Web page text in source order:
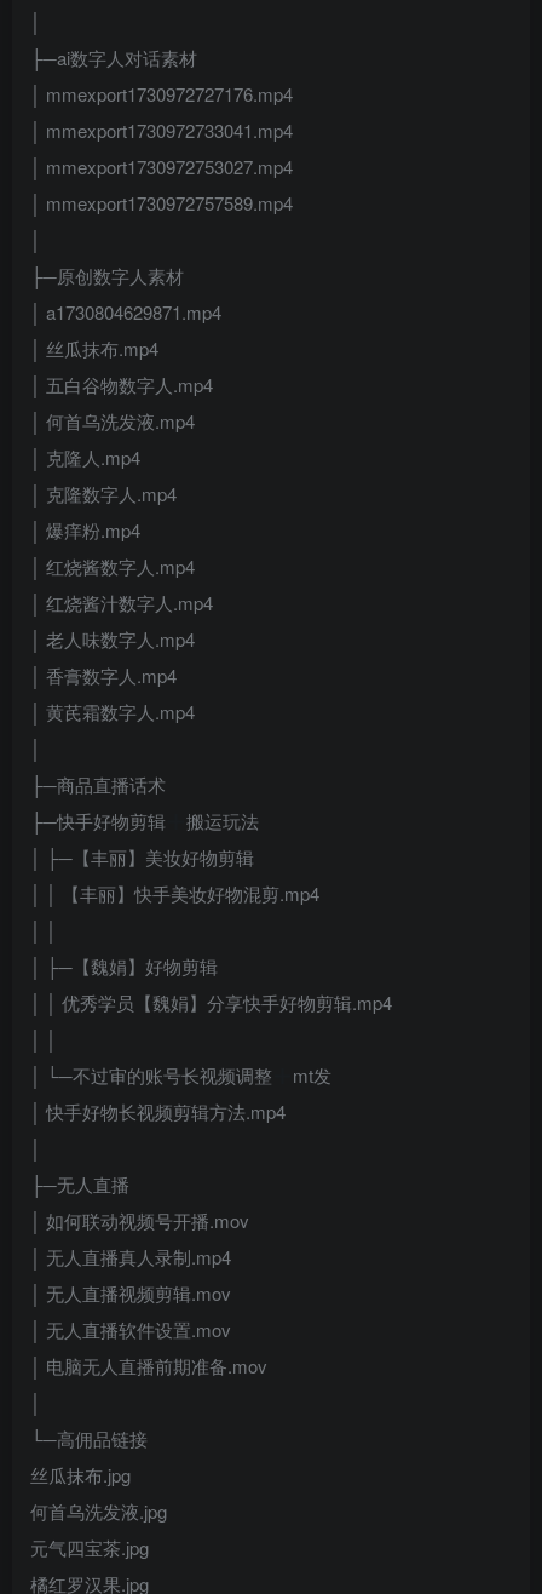
├─ai数字人对话素材
│ mmexport1730972727176.mp4
│ mmexport1730972733041.mp4
│ mmexport1730972753027.mp4
│ mmexport1730972757589.mp4
├─原创数字人素材
│ a1730804629871.mp4
│ 丝瓜抹布.mp4
│ 五白谷物数字人.mp4
│ 何首乌洗发液.mp4
│ 克隆人.mp4
│ 克隆数字人.mp4
│ 爆痒粉.mp4
│ 红烧酱数字人.mp4
│ 红烧酱汁数字人.mp4
│ 老人味数字人.mp4
│ 香膏数字人.mp4
│ 黄芪霜数字人.mp4
├─商品直播话术
├─快手好物剪辑
搬运玩法
│ ├─【丰丽】美妆好物剪辑
│ │ 【丰丽】快手美妆好物混剪.mp4
│ ├─【魏娟】好物剪辑
│ │ 优秀学员【魏娟】分享快手好物剪辑.mp4
│ └─不过审的账号长视频调整
mt发
│ 快手好物长视频剪辑方法.mp4
├─无人直播
│ 如何联动视频号开播.mov
│ 无人直播真人录制.mp4
│ 无人直播视频剪辑.mov
│ 无人直播软件设置.mov
│ 电脑无人直播前期准备.mov
└─高佣品链接
丝瓜抹布.jpg
何首乌洗发液.jpg
元气四宝茶.jpg
橘红罗汉果.jpg